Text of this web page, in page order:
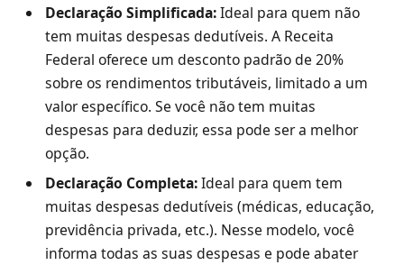
Declaração Simplificada:Ideal para quem não
tem muitas despesas dedutíveis. A Receita
Federal oferece um desconto padrão de 20%
sobre os rendimentos tributáveis, limitado a um
valor específico. Se você não tem muitas
despesas para deduzir, essa pode ser a melhor
opção.
Declaração Completa:Ideal para quem tem
muitas despesas dedutíveis (médicas, educação,
previdência privada, etc.). Nesse modelo, você
informa todas as suas despesas e pode abater